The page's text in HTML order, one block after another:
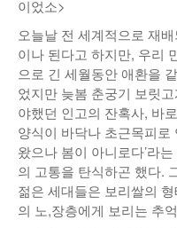
이었소>
오늘날 전 세계적으로 재
이나 된다고 하지만, 우리
으로 긴 세월동안 애환을
었지만 늦봄 춘궁기 보릿
야했던 인고의 잔혹사, 바
양식이 바닥나 초근목피로
왔으나 봄이 아니로다’라
의 고통을 탄식하곤 했다.
젊은 세대들은 보리쌀의
의 노,장층에게 보리는 추